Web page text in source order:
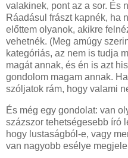
valakinek, pont az a sor. És
Ráadásul frászt kapnék, ha
előttem olyanok, akikre
vehetnék. (Meg amúgy
kategóriás, az nem is tudja
magát annak, és én is azt
gondolom magam annak.
szóljatok rám, hogy valami
És még egy gondolat: van
százszor tehetségesebb író
hogy lustaságból-e, vagy
van nagyobb esélye